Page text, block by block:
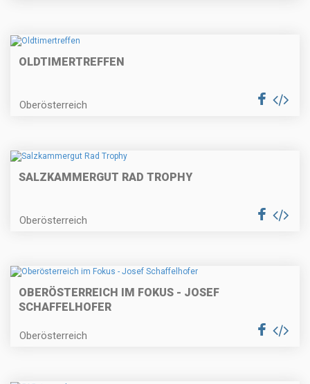
OLDTIMERTREFFEN
Oberösterreich
SALZKAMMERGUT RAD TROPHY
Oberösterreich
OBERÖSTERREICH IM FOKUS - JOSEF
SCHAFFELHOFER
Oberösterreich